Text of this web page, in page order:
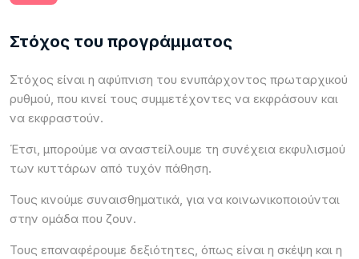
Στόχος του προγράμματος
Στόχος είναι η αφύπνιση του ενυπάρχοντος πρωταρχικού
ρυθμού, που κινεί τους συμμετέχοντες να εκφράσουν και
να εκφραστούν.
Έτσι, μπορούμε να αναστείλουμε τη συνέχεια εκφυλισμού
των κυττάρων από τυχόν πάθηση.
Τους κινούμε συναισθηματικά, για να κοινωνικοποιούνται
στην ομάδα που ζουν.
Τους επαναφέρουμε δεξιότητες, όπως είναι η σκέψη και η